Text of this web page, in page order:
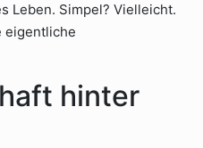
Leben. Simpel? Vielleicht.
eigentliche
hinter